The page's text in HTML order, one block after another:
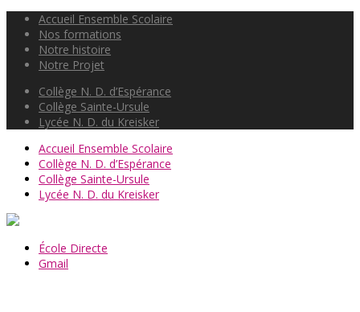
Accueil Ensemble Scolaire
Nos formations
Notre histoire
Notre Projet
Collège N. D. d’Espérance
Collège Sainte-Ursule
Lycée N. D. du Kreisker
Accueil Ensemble Scolaire
Collège N. D. d’Espérance
Collège Sainte-Ursule
Lycée N. D. du Kreisker
École Directe
Gmail